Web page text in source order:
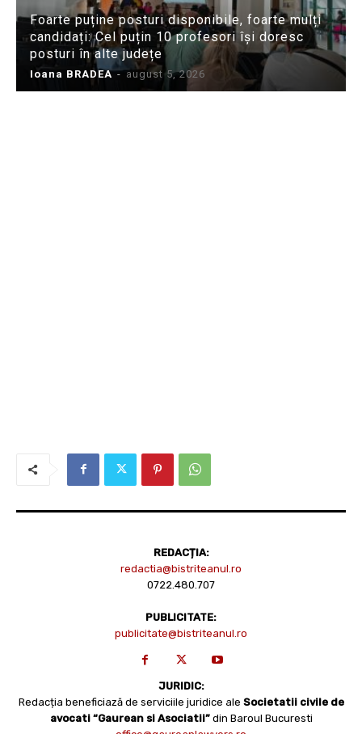
Foarte puține posturi disponibile, foarte mulți
candidați: Cel puțin 10 profesori își doresc
posturi în alte județe
Ioana BRADEA - august 5, 2026
REDACȚIA:
redactia@bistriteanul.ro
0722.480.707
PUBLICITATE:
publicitate@bistriteanul.ro
JURIDIC:
Redacția beneficiază de serviciile juridice ale Societatii civile de
avocati “Gaurean si Asociatii” din Baroul Bucuresti